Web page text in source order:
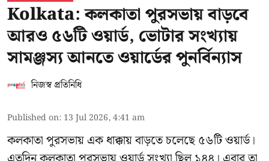
Kolkata: কলকাতা পুরসভায় বাড়বে
আরও ৫৬টি ওয়ার্ড, ভোটার সংখ্যায়
সামঞ্জস্য আনতে ওয়ার্ডের পুনর্বিন্যাস
নিজস্ব প্রতিনিধি
Published on: 13 Jul 2026, 4:41 am
কলকাতা পুরসভায় এক ধাক্কায় বাড়তে চলেছে ৫৬টি ওয়ার্ড।